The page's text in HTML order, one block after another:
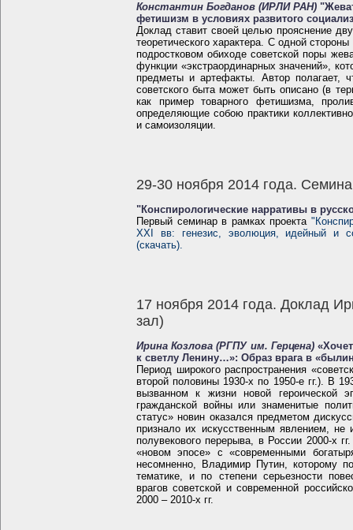
Константин Богданов (ИРЛИ РАН)
фетишизм в условиях развитого
Доклад ставит своей целью прояснение
теоретического характера. С одной
подростковом обиходе советской поры
функции «экстраординарных значений»,
предметы и артефакты. Автор полагает,
советского быта может быть описано (в
как пример товарного фетишизма,
определяющие собою практики
и самоизоляции.
29-30 ноября 2014 года.
"Конспирологические нарративы в
Первый семинар в рамках проекта
XXI вв: генезис, эволюция, идейный и
(скачать).
17 ноября 2014 года. Доклад
зал)
Ирина Козлова (РГПУ им. Герцена)
к светлу Ленину…»: Образ врага в
Период широкого распространения
второй половины 1930-х по 1950-е гг.). В
вызванном к жизни новой героической
гражданской войны или знаменитые
статус» новин оказался предметом
признало их искусственным явлением,
полувекового перерыва, в России 2000-х
«новом эпосе» с «современными
несомненно, Владимир Путин, которому
тематике, и по степени серьезности
врагов советской и современной
2000 – 2010-х гг.